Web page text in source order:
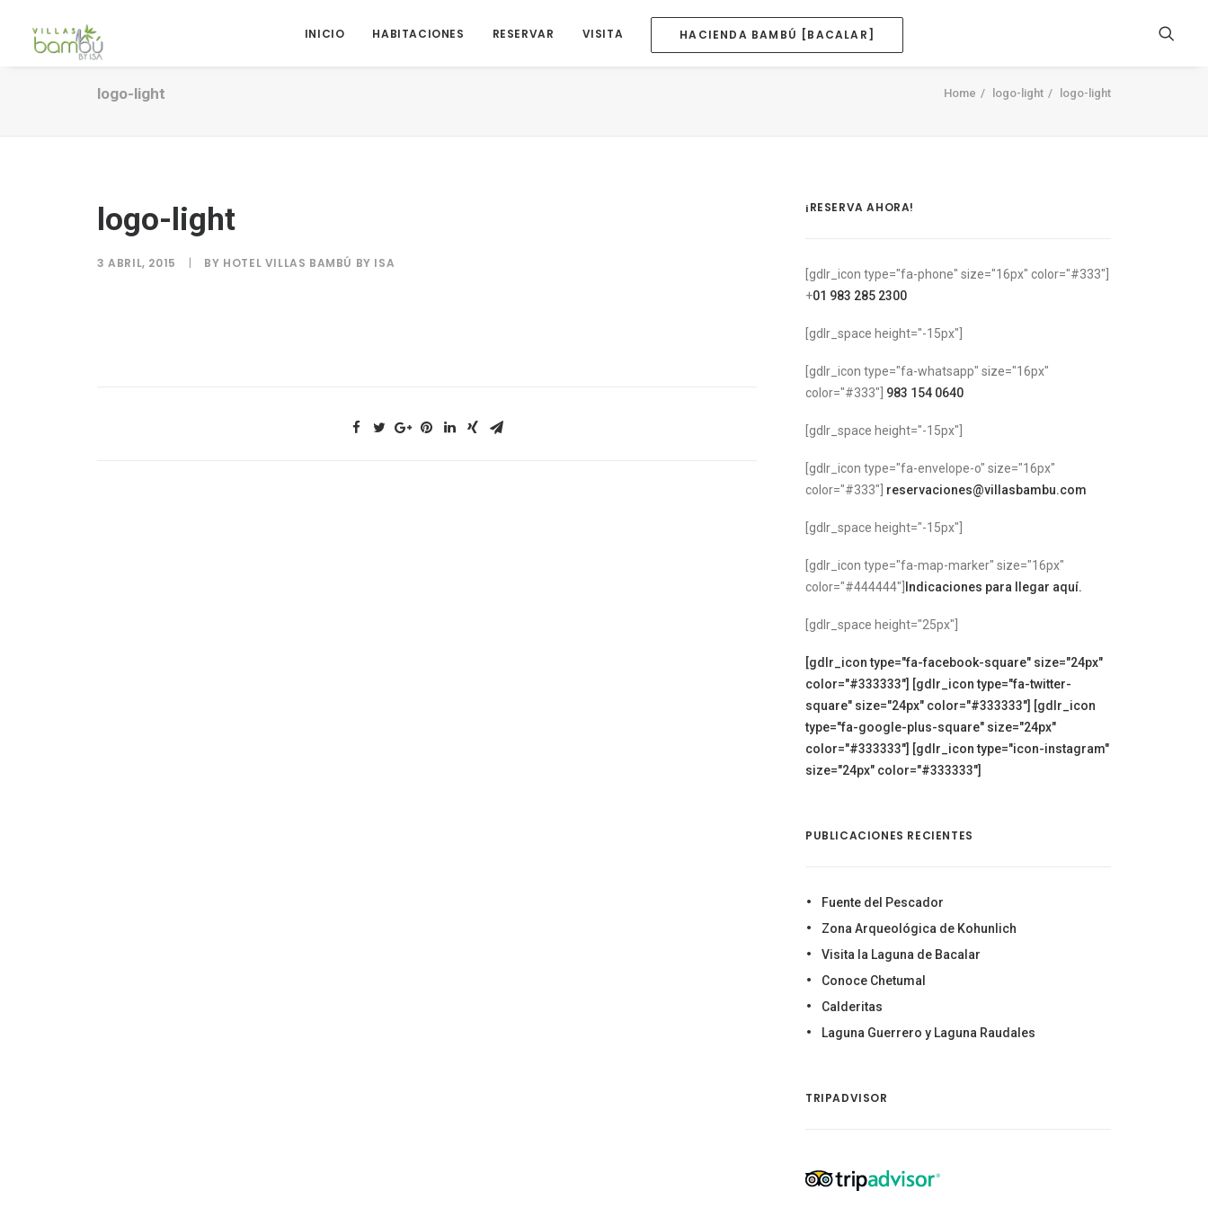
INICIO HABITACIONES RESERVAR VISITA HACIENDA BAMBÚ [BACALAR]
logo-light Home logo-light logo-light
logo-light
3 ABRIL, 2015 | BY HOTEL VILLAS BAMBÚ BY ISA
¡RESERVA AHORA!
[gdlr_icon type="fa-phone" size="16px" color="#333"]
+01 983 285 2300
[gdlr_space height="-15px"]
[gdlr_icon type="fa-whatsapp" size="16px"
color="#333"] 983 154 0640
[gdlr_space height="-15px"]
[gdlr_icon type="fa-envelope-o" size="16px"
color="#333"] reservaciones@villasbambu.com
[gdlr_space height="-15px"]
[gdlr_icon type="fa-map-marker" size="16px"
color="#444444"]
Indicaciones para llegar aquí.
[gdlr_space height="25px"]
[gdlr_icon type="fa-facebook-square" size="24px"
color="#333333"] [gdlr_icon type="fa-twitter-
square" size="24px" color="#333333"] [gdlr_icon
type="fa-google-plus-square" size="24px"
color="#333333"] [gdlr_icon type="icon-instagram"
size="24px" color="#333333"]
PUBLICACIONES RECIENTES
Fuente del Pescador
Zona Arqueológica de Kohunlich
Visita la Laguna de Bacalar
Conoce Chetumal
Calderitas
Laguna Guerrero y Laguna Raudales
TRIPADVISOR